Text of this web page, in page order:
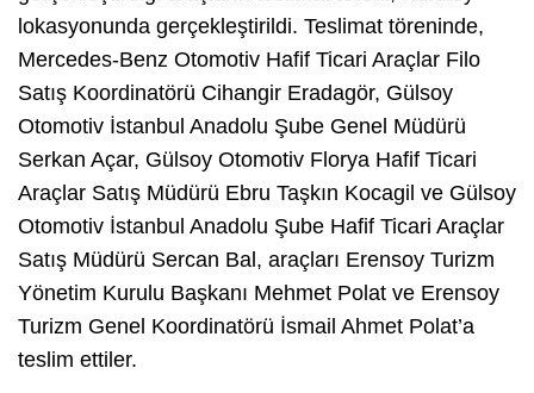
lokasyonunda gerçekleştirildi. Teslimat töreninde,
Mercedes-Benz Otomotiv Hafif Ticari Araçlar Filo
Satış Koordinatörü Cihangir Eradagör, Gülsoy
Otomotiv İstanbul Anadolu Şube Genel Müdürü
Serkan Açar, Gülsoy Otomotiv Florya Hafif Ticari
Araçlar Satış Müdürü Ebru Taşkın Kocagil ve Gülsoy
Otomotiv İstanbul Anadolu Şube Hafif Ticari Araçlar
Satış Müdürü Sercan Bal, araçları Erensoy Turizm
Yönetim Kurulu Başkanı Mehmet Polat ve Erensoy
Turizm Genel Koordinatörü İsmail Ahmet Polat’a
teslim ettiler.